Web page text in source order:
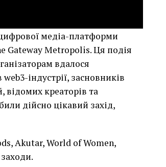
медіа-платформи
Gateway Metropolis. Ця подія
вдалося
індустрії, засновників
відомих креаторів та
дійсно цікавий захід,
Akutar, World of Women,